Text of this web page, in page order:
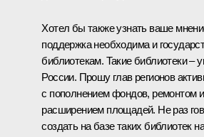
Хотел бы также узнать ваше
поддержка необходима и
библиотекам. Такие библиотеки –
России. Прошу глав регионов
с пополнением фондов, ремонтом
расширением площадей. Не раз
создать на базе таких библиотек